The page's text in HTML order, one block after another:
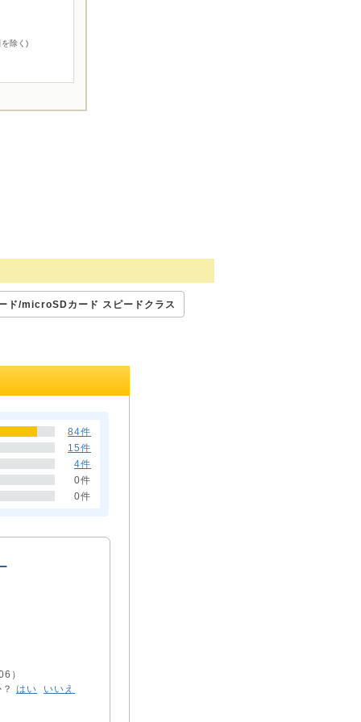
除く)
ド/microSDカード スピードクラス
84件
15件
4件
0件
0件
）
はい いいえ